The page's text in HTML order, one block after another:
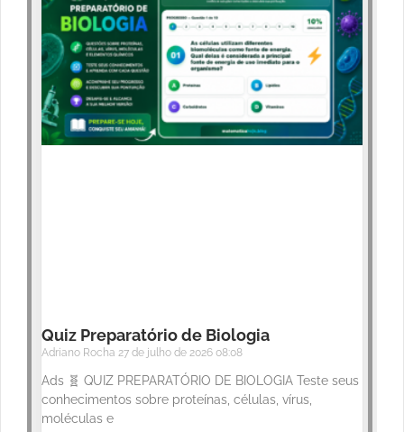
Quiz Preparatório de Biologia
Adriano Rocha 27 de julho de 2026 08:08
Ads 🧬 QUIZ PREPARATÓRIO DE BIOLOGIA Teste seus
conhecimentos sobre proteínas, células, vírus,
moléculas e